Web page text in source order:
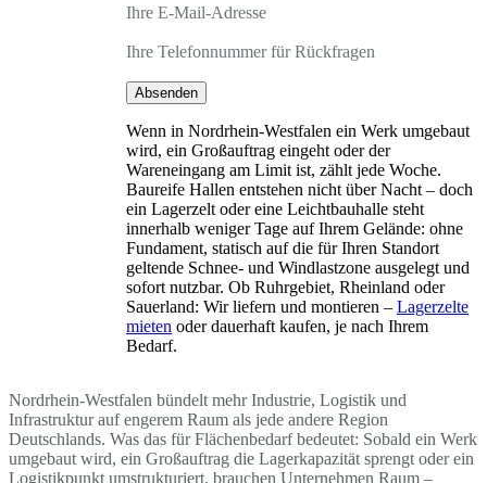
Ihre E-Mail-Adresse
Ihre Telefonnummer für Rückfragen
Absenden
Wenn in Nordrhein-Westfalen ein Werk umgebaut
wird, ein Großauftrag eingeht oder der
Wareneingang am Limit ist, zählt jede Woche.
Baureife Hallen entstehen nicht über Nacht – doch
ein Lagerzelt oder eine Leichtbauhalle steht
innerhalb weniger Tage auf Ihrem Gelände: ohne
Fundament, statisch auf die für Ihren Standort
geltende Schnee- und Windlastzone ausgelegt und
sofort nutzbar. Ob Ruhrgebiet, Rheinland oder
Sauerland: Wir liefern und montieren – Lagerzelte
mieten oder dauerhaft kaufen, je nach Ihrem
Bedarf.
Nordrhein-Westfalen bündelt mehr Industrie, Logistik und
Infrastruktur auf engerem Raum als jede andere Region
Deutschlands. Was das für Flächenbedarf bedeutet: Sobald ein Werk
umgebaut wird, ein Großauftrag die Lagerkapazität sprengt oder ein
Logistikpunkt umstrukturiert, brauchen Unternehmen Raum –